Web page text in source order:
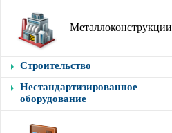
Металлоконструкции
Строительство
Нестандартизированное
оборудование